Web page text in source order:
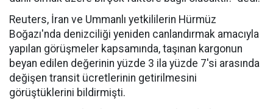
Reuters, İran ve Ummanlı yetkililerin Hürmüz
Boğazı'nda denizciliği yeniden canlandırmak amacıyla
yapılan görüşmeler kapsamında, taşınan kargonun
beyan edilen değerinin yüzde 3 ila yüzde 7'si arasında
değişen transit ücretlerinin getirilmesini
görüştüklerini bildirmişti.